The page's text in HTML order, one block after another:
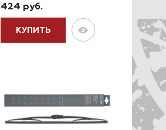
424 руб.
КУПИТЬ